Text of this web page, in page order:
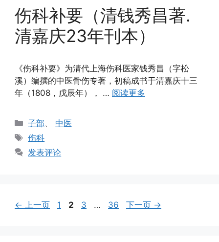
伤科补要（清钱秀昌著.
清嘉庆23年刊本）
《伤科补要》为清代上海伤科医家钱秀昌（字松
溪）编撰的中医骨伤专著，初稿成书于清嘉庆十三
年（1808，戊辰年）， … 阅读更多
分
类
子部、 中医
标
签
伤科
发表评论
← 上一页
页
1
页
2
页
3 …
页
36 下一页 →